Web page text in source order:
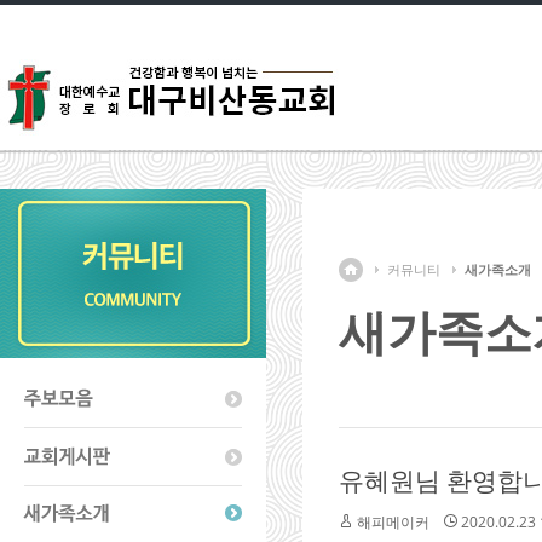
커뮤니티 새가족소개
새가족
유혜원님 환영합
해피메이커 2020.02.23